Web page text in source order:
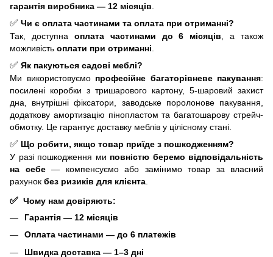
гарантія виробника — 12 місяців.
✅ Чи є оплата частинами та оплата при отриманні?
Так, доступна оплата частинами до 6 місяців, а також
можливість оплати при отриманні.
✅ Як пакуються садові меблі?
Ми використовуємо професійне багаторівневе пакування:
посилені коробки з тришарового картону, 5-шаровий захист
дна, внутрішні фіксатори, заводське поролонове пакування,
додаткову амортизацію пінопластом та багатошарову стрейч-
обмотку. Це гарантує доставку меблів у цілісному стані.
✅ Що робити, якщо товар приїде з пошкодженням?
У разі пошкодження ми повністю беремо відповідальність
на себе— компенсуємо або замінимо товар за власний
рахунок без ризиків для клієнта.
✅ Чому нам довіряють:
Гарантія — 12 місяців
Оплата частинами — до 6 платежів
Швидка доставка — 1–3 дні